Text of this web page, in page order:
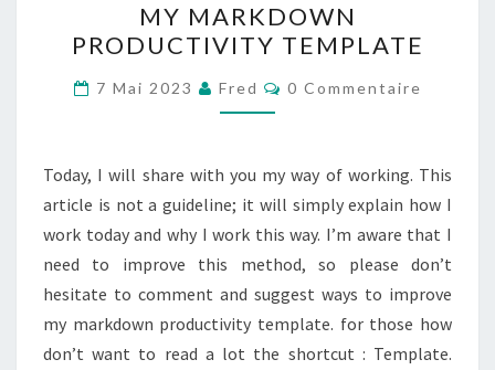
MARKDOWN
PRODUCTIVITY
TEMPLATE
MY MARKDOWN
PRODUCTIVITY TEMPLATE
7 Mai 2023 Fred Commentaires
0 Commentaire
Today, I will share with you my way of working. This
article is not a guideline; it will simply explain how I
work today and why I work this way. I’m aware that I
need to improve this method, so please don’t
hesitate to comment and suggest ways to improve
my markdown productivity template. for those how
don’t want to read a lot the shortcut : Template.